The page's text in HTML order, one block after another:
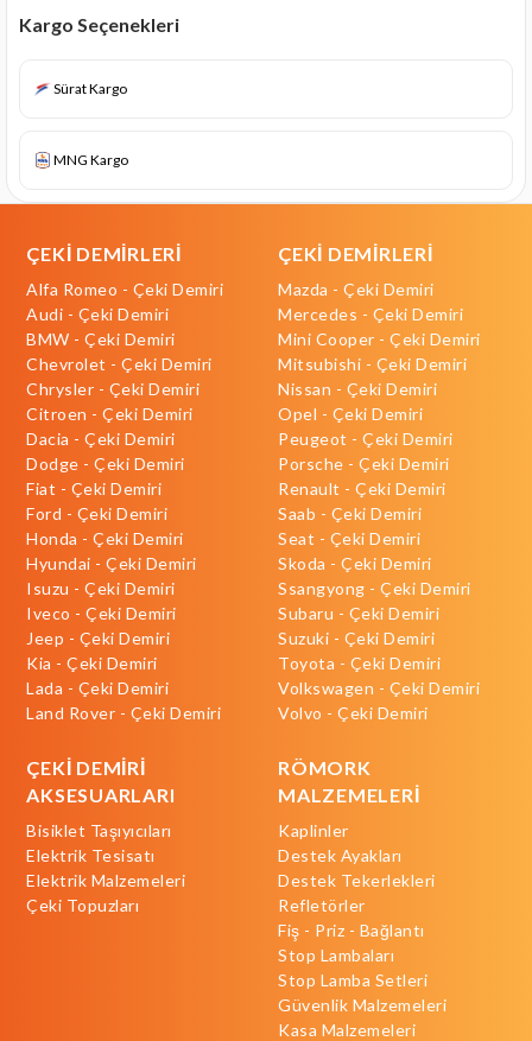
Kargo Seçenekleri
Sürat Kargo
MNG Kargo
ÇEKİ DEMİRLERİ
Alfa Romeo - Çeki Demiri
Audi - Çeki Demiri
BMW - Çeki Demiri
Chevrolet - Çeki Demiri
Chrysler - Çeki Demiri
Citroen - Çeki Demiri
Dacia - Çeki Demiri
Dodge - Çeki Demiri
Fiat - Çeki Demiri
Ford - Çeki Demiri
Honda - Çeki Demiri
Hyundai - Çeki Demiri
Isuzu - Çeki Demiri
Iveco - Çeki Demiri
Jeep - Çeki Demiri
Kia - Çeki Demiri
Lada - Çeki Demiri
Land Rover - Çeki Demiri
ÇEKİ DEMİRLERİ
Mazda - Çeki Demiri
Mercedes - Çeki Demiri
Mini Cooper - Çeki Demiri
Mitsubishi - Çeki Demiri
Nissan - Çeki Demiri
Opel - Çeki Demiri
Peugeot - Çeki Demiri
Porsche - Çeki Demiri
Renault - Çeki Demiri
Saab - Çeki Demiri
Seat - Çeki Demiri
Skoda - Çeki Demiri
Ssangyong - Çeki Demiri
Subaru - Çeki Demiri
Suzuki - Çeki Demiri
Toyota - Çeki Demiri
Volkswagen - Çeki Demiri
Volvo - Çeki Demiri
ÇEKİ DEMİRİ
AKSESUARLARI
Bisiklet Taşıyıcıları
Elektrik Tesisatı
Elektrik Malzemeleri
Çeki Topuzları
RÖMORK
MALZEMELERİ
Kaplinler
Destek Ayakları
Destek Tekerlekleri
Refletörler
Fiş - Priz - Bağlantı
Stop Lambaları
Stop Lamba Setleri
Güvenlik Malzemeleri
Kasa Malzemeleri